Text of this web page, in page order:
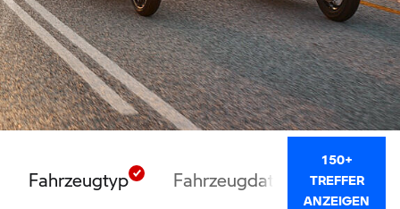
Fahrzeugtyp Fahrzeugdaten
150+
TREFFER
ANZEIGEN